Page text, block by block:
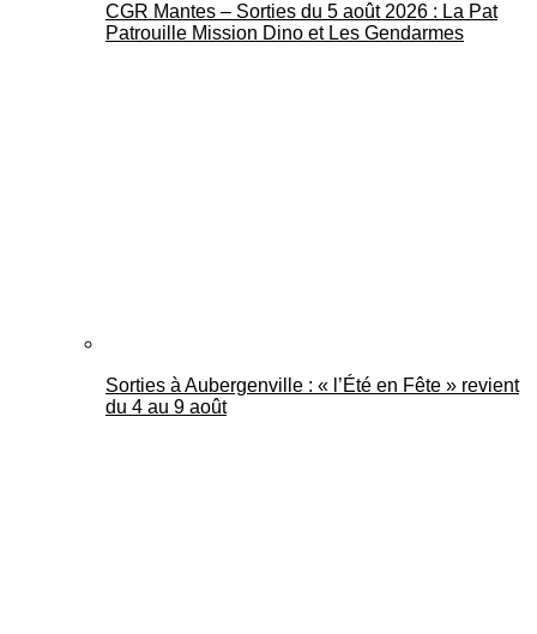
CGR Mantes – Sorties du 5 août 2026 : La Pat
Patrouille Mission Dino et Les Gendarmes
Sorties à Aubergenville : « l’Été en Fête » revient
du 4 au 9 août